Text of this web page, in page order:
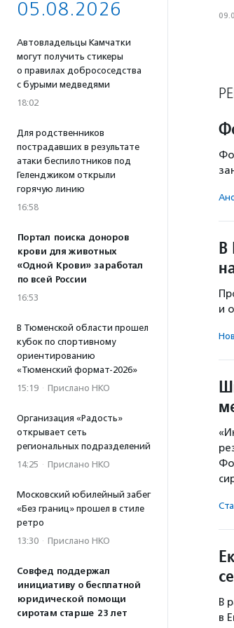
05.08.2026
Автовладельцы Камчатки
могут получить стикеры
о правилах добрососедства
с бурыми медведями
18:02
Для родственников
пострадавших в результате
атаки беспилотников под
Геленджиком открыли
горячую линию
16:58
Портал поиска доноров
крови для животных
«Одной Крови» заработал
по всей России
16:53
В Тюменской области прошел
кубок по спортивному
ориентированию
«Тюменский формат-2026»
15:19 · Прислано НКО
Организация «Радость»
открывает сеть
региональных подразделений
14:25 · Прислано НКО
Московский юбилейный забег
«Без границ» прошел в стиле
ретро
13:30 · Прислано НКО
Совфед поддержал
инициативу о бесплатной
юридической помощи
сиротам старше 23 лет
В
и
В
в